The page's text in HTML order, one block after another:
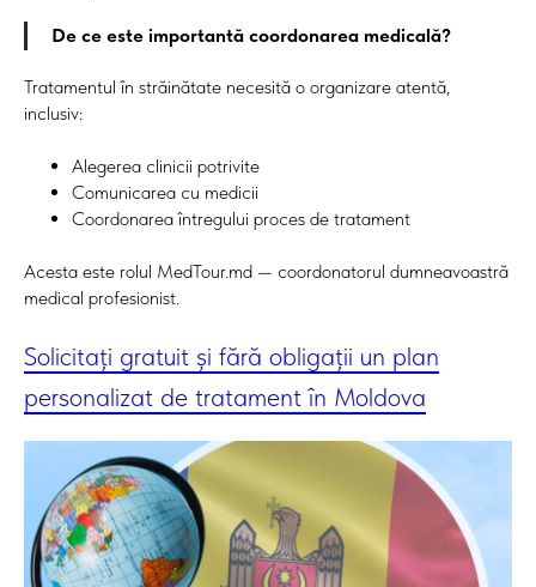
De ce este importantă coordonarea medicală?
Tratamentul în străinătate necesită o organizare atentă,
inclusiv:
Alegerea clinicii potrivite
Comunicarea cu medicii
Coordonarea întregului proces de tratament
Acesta este rolul MedTour.md — coordonatorul dumneavoastră
medical profesionist.
Solicitați gratuit și fără obligații un plan
personalizat de tratament în Moldova